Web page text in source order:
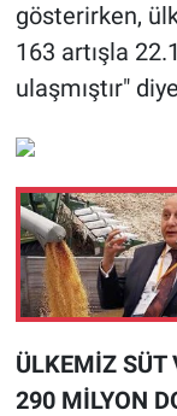
gösterirken,
163 artışla
ulaşmıştır"
ÜLKEMİZ SÜT
290 MİLYON